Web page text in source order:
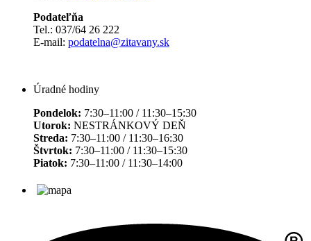
Podateľňa
Tel.: 037/64 26 222
E-mail: podatelna@zitavany.sk
Úradné hodiny
Pondelok: 7:30–11:00 / 11:30–15:30
Utorok: NESTRÁNKOVÝ DEŇ
Streda: 7:30–11:00 / 11:30–16:30
Štvrtok: 7:30–11:00 / 11:30–15:30
Piatok: 7:30–11:00 / 11:30–14:00